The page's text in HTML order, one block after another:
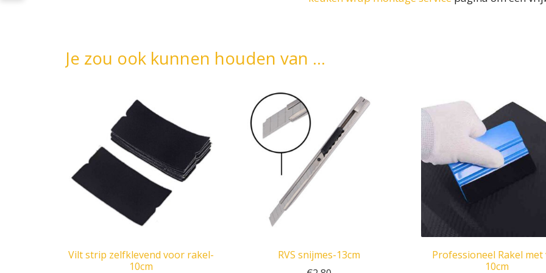
Je zou ook kunnen houden van …
Vilt strip zelfklevend voor rakel-
10cm
RVS snijmes-13cm
Professioneel Rakel
10cm